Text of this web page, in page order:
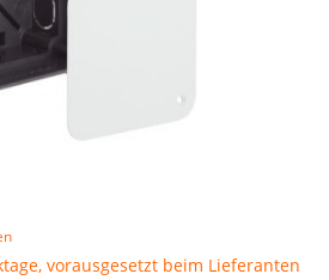
vorausgesetzt beim Lieferanten